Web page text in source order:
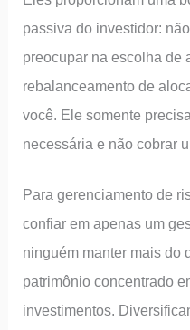
passiva do investidor:
preocupar na escolha de
rebalanceamento de
você. Ele somente
necessária e não cobrar
Para gerenciamento de
confiar em apenas um
ninguém manter mais do
patrimônio concentrado
investimentos.